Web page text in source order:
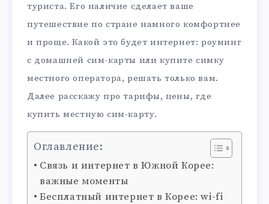
туриста. Его наличие сделает ваше
путешествие по стране намного комфортнее
и проще. Какой это будет интернет: роуминг
с домашней сим-карты или купите симку
местного оператора, решать только вам.
Далее расскажу про тарифы, цены, где
купить местную сим-карту.
Оглавление:
Связь и интернет в Южной Корее:
важные моменты
Бесплатный интернет в Корее: wi-fi